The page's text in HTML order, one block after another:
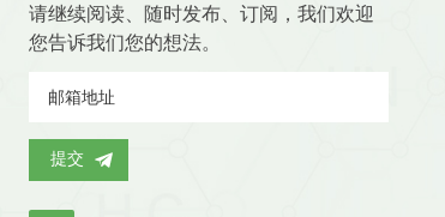
请继续阅读、随时发布、订阅，我们欢迎
您告诉我们您的想法。
提交